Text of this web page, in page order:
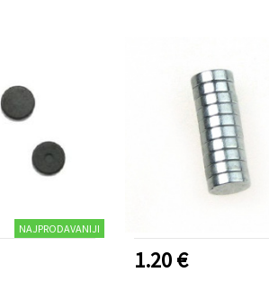
NAJPRODAVANIJI
1.20 €